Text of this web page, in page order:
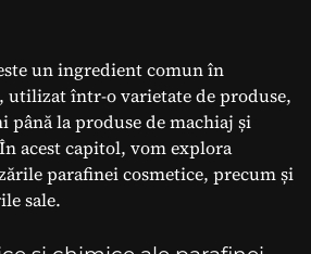
un ingredient comun în
utilizat într-o varietate de produse,
până la produse de machiaj și
acest capitol, vom explora
parafinei cosmetice, precum și
sale.